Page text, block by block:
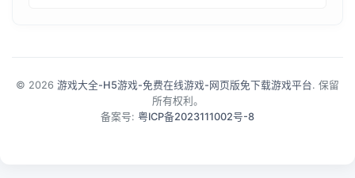
© 2026 游戏大全-H5游戏-免费在线游戏-网页版免下载游戏平台. 保留
所有权利。
备案号: 粤ICP备2023111002号-8